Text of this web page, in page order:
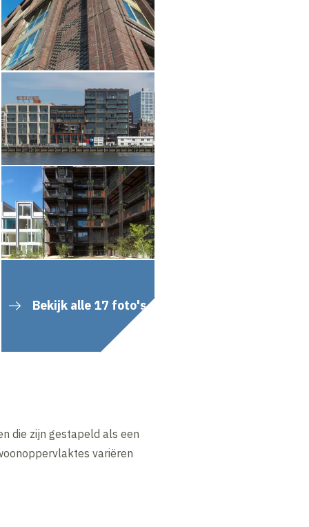
Bekijk alle 17 foto's
die zijn gestapeld als een
variëren